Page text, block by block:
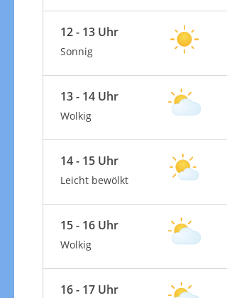
12 - 13 Uhr
Sonnig
13 - 14 Uhr
Wolkig
14 - 15 Uhr
Leicht bewölkt
15 - 16 Uhr
Wolkig
16 - 17 Uhr